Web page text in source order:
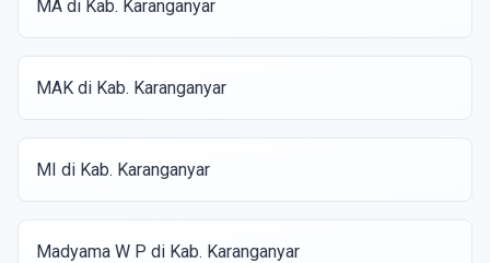
MA di Kab. Karanganyar
MAK di Kab. Karanganyar
MI di Kab. Karanganyar
Madyama W P di Kab. Karanganyar